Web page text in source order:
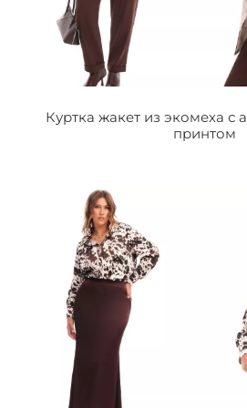
Куртка жакет из экомеха с
принтом